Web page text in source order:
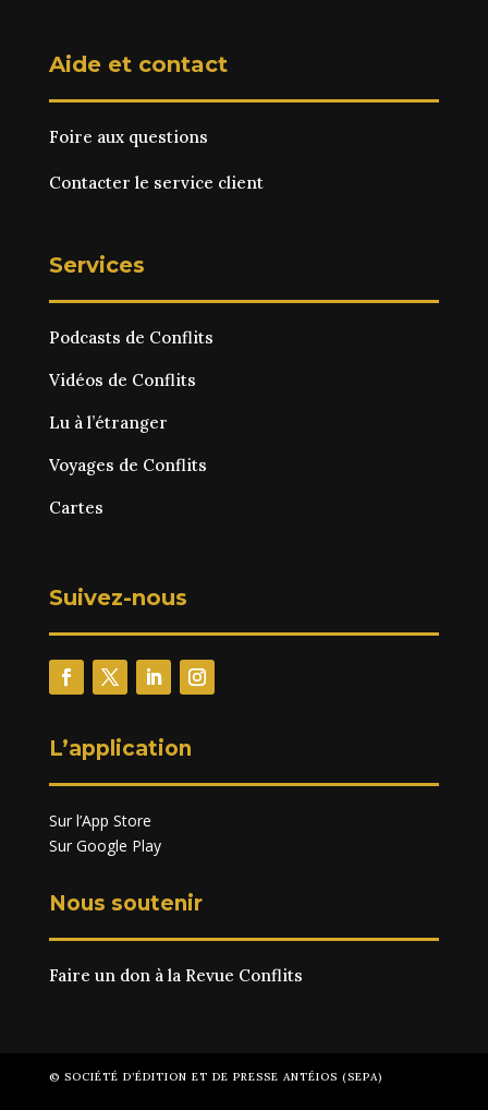
Aide et contact
Foire aux questions
Contacter le service client
Services
Podcasts de Conflits
Vidéos de Conflits
Lu à l’étranger
Voyages de Conflits
Cartes
Suivez-nous
L’application
Sur l’App Store
Sur Google Play
Nous soutenir
Faire un don à la Revue Conflits
© SOCIÉTÉ D’ÉDITION ET DE PRESSE ANTÉIOS (SEPA)